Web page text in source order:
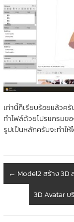
เท่านี้ก็เรียบร้อยแล้วค
ทำไฟล์ด้วยโปรแกรมขอ
รูปเป็นหลักครับจะทำใ
← Model2 สร้าง 3D
3D Avatar